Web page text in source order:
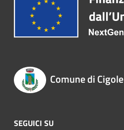
Comune di Cigole
SEGUICI SU